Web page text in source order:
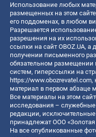
Использование любых
размещенных на этом сайте
его поддоменах, в любом
Разрешается
разрешения на их
ссылки на сайт OBOZ.UA, а
получении письменного
обязательном размещении
систем, гиперссылки на
https://www.obozrevatel.com,
материал в первом абзаце
Все материалы на этом
исследования –
редакции,
принадлежат ООО «Золотая
На все опубликованные